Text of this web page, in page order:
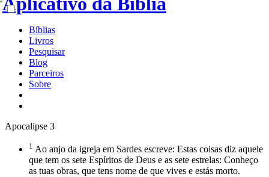
Bíblias
Livros
Pesquisar
Blog
Parceiros
Sobre
Apocalipse 3
1 Ao anjo da igreja em Sardes escreve: Estas coisas diz aquele
que tem os sete Espíritos de Deus e as sete estrelas: Conheço
as tuas obras, que tens nome de que vives e estás morto.